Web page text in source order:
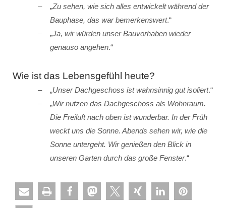
„Zu sehen, wie sich alles entwickelt während der
Bauphase, das war bemerkenswert.“
„Ja, wir würden unser Bauvorhaben wieder
genauso angehen.“
Wie ist das Lebensgefühl heute?
„Unser Dachgeschoss ist wahnsinnig gut isoliert.“
„Wir nutzen das Dachgeschoss als Wohnraum.
Die Freiluft nach oben ist wunderbar. In der Früh
weckt uns die Sonne. Abends sehen wir, wie die
Sonne untergeht. Wir genießen den Blick in
unseren Garten durch das große Fenster.“